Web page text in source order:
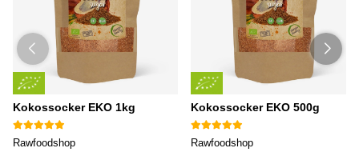
Kokossocker EKO 1kg
Rawfoodshop
Kokossocker EKO 500g
Rawfoodshop